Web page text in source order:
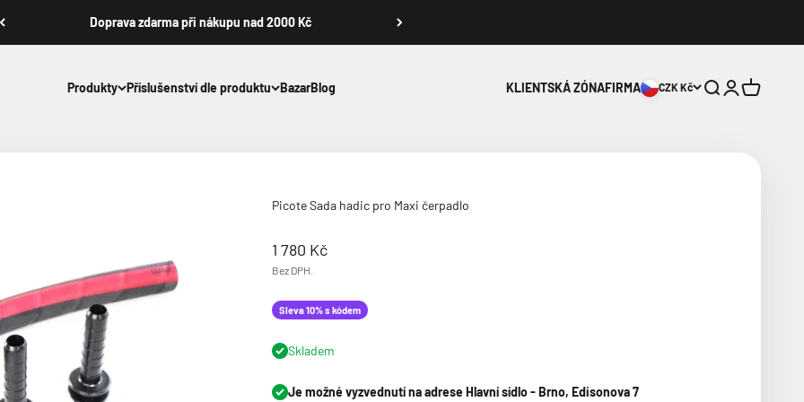
Doprava zdarma při nákupu nad 2000 Kč
Produkty Příslušenství dle produktu BazarBlog
KLIENTSKÁ ZÓNAFIRMA CZK Kč HledatPřihlášení
Košík
Picote Sada hadic pro Maxi čerpadlo
Prodejní cena
1 780 Kč
Bez DPH.
Sleva 10% s kódem
Skladem
Je možné vyzvednutí na adrese Hlavní sídlo - Brno, Edisonova 7